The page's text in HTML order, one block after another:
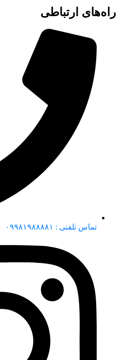
راه‌های ارتباطی
تماس تلفنی : ۰۹۹۸۱۹۸۸۸۸۱